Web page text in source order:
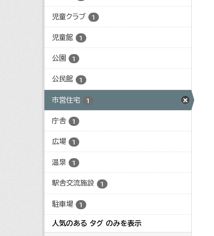
児童クラブ 1
児童館 1
公園 1
公民館 1
市営住宅 1
庁舎 1
広場 1
温泉 1
駅舎交流施設 1
駐車場 1
人気のある タグ のみを表示